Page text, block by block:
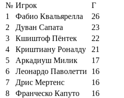
№ Игрок
Г
1
Фабио Квальярелла
26
2
Дуван Сапата
23
3
Кшиштоф Пёнтек
22
4
Криштиану Роналду
21
5
Аркадиуш Милик
17
6
Леонардо Паволетти
16
7
Дрис Мертенс
16
8
Франческо Капуто
16